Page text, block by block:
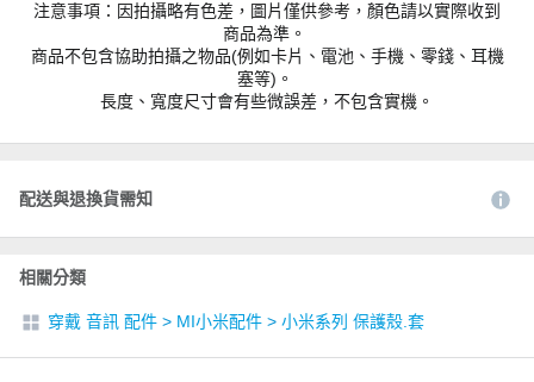
注意事項：因拍攝略有色差，圖片僅供參考，顏色請以實際收到
商品為準。
商品不包含協助拍攝之物品(例如卡片、電池、手機、零錢、耳機
塞等)。
長度、寬度尺寸會有些微誤差，不包含實機。
配送與退換貨需知
相關分類
穿戴 音訊 配件 > MI小米配件 > 小米系列 保護殼.套